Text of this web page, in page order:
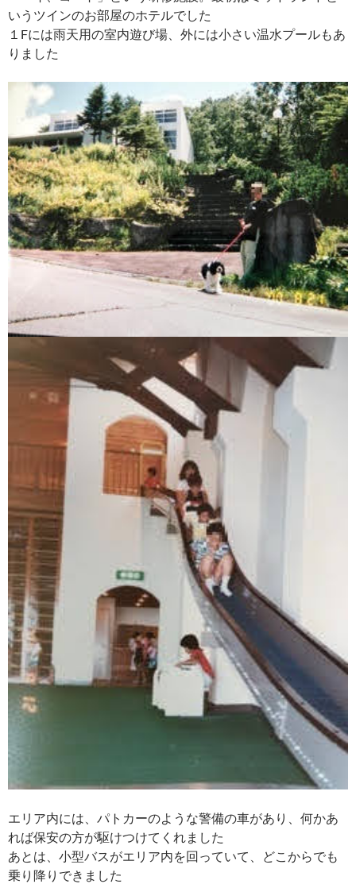
いうツインのお部屋のホテルでした
１Fには雨天用の室内遊び場、 外には小さい温水プールもあ
りました
エリア内には、パトカーのような警備の車があり、 何かあ
れば保安の方が駆けつけてくれました
あとは、小型バスがエリア内を回っていて、
どこからでも
乗り降りできました